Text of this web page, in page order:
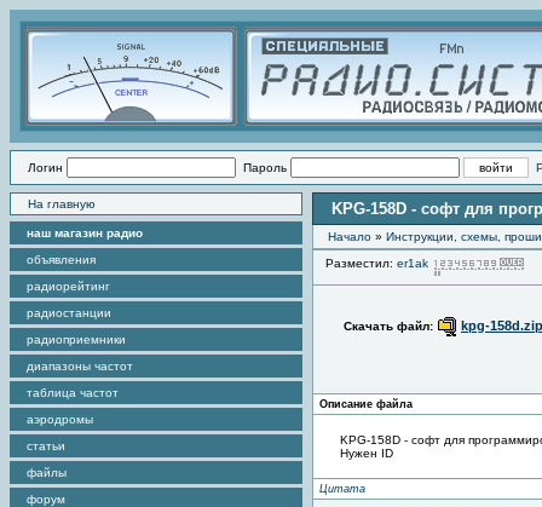
Логин Пароль
На главную
наш магазин радио
объявления
радиорейтинг
радиостанции
радиоприемники
диапазоны частот
таблица частот
аэродромы
статьи
файлы
форум
KPG-158D - софт для
Начало » Инструкции, схемы,
Разместил: er1ak
Скачать файл: kpg-158d.zip
Описание файла
KPG-158D - софт для
Нужен ID
Цитата